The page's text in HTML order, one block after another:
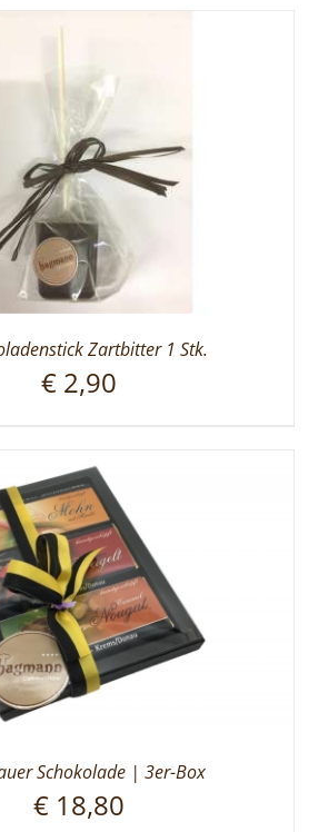
Zartbitter 1 Stk.
€ 2,90
Schokolade | 3er-Box
€ 18,80